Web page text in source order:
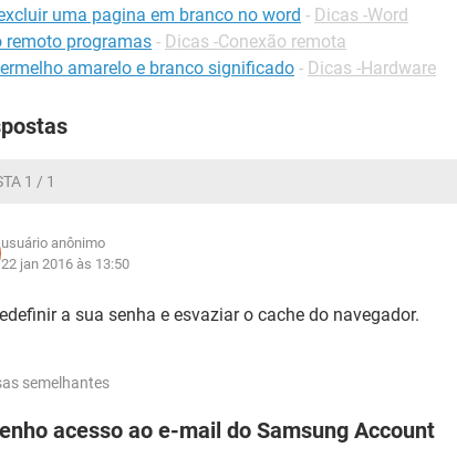
uma pagina em branco no word - Dicas -Word
remoto programas - Dicas -Conexão remota
amarelo e branco significado - Dicas -Hardware
1 / 1
usuário anônimo
22 jan 2016 às 13:50
a sua senha e esvaziar o cache do navegador.
semelhantes
acesso ao e-mail do Samsung Account